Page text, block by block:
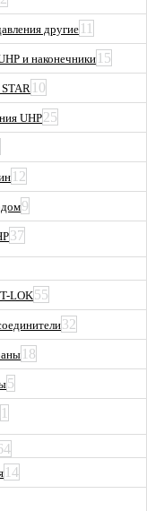
другие 11
и наконечники 15
10
UHP25
12
9
37
LOK55
32
18
5
1
14